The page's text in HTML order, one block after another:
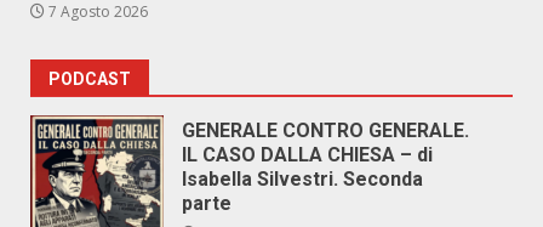
7 Agosto 2026
PODCAST
GENERALE CONTRO GENERALE.
IL CASO DALLA CHIESA – di
Isabella Silvestri. Seconda
parte